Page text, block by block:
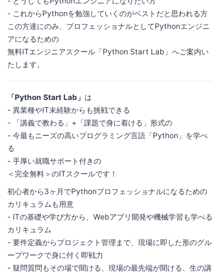
- これからPythonを勉強していくのがベストだと思われる方
この方達にのみ、プロフェッショナルとしてPythonエンジニ
アになるための
無料ITエンジニアスクール「Python Start Lab」へご案内い
たします。
「Python Start Lab」 は
- 異業種やIT未経験からも挑戦できる
- 「講義で教わる」+「課題で身に着ける」形式の
- 今最もニーズの高いプログラミング言語「Python」を学べ
る
- 手厚い就職サポート付きの
＜完全無料＞のITスクールです！
初心者から3ヶ月でPythonプロフェッショナルになるための
カリキュラムも用意
- ITの基礎や学び方から、Webアプリ開発や機械学習も学べる
カリキュラム
- 要件定義からプロジェクト管理まで、現場に即した形のグル
ープワークで身に付く即戦力
- 疑問質問もその場で聞ける、現場の最先端が聞ける、生の講